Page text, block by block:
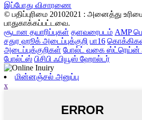
இப்போது விசாரணை
© பதிப்புரிமை 20102021 : அனைத்து
பாதுகாக்கப்பட்டவை.
சூடான தயாரிப்புகள் தளவரைபடம் AMP
சதுர ஹூக் அடைப்புக்குறி பா16
அடைப்புக்குறிகள் போல்ட் வகை ஸ்ட்ரெய்ன்
போல்ட்ஸ் பிசிபி ஃபியூஸ் ஹோல்டர்
மின்னஞ்சல் அனுப்பு
x